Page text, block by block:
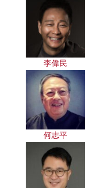
李偉民
何志平